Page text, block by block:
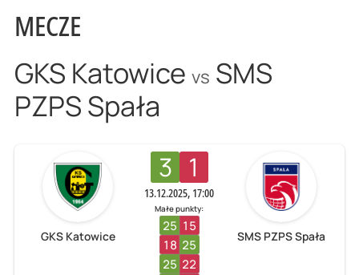
MECZE
GKS Katowice vs SMS
PZPS Spała
GKS Katowice
3 1
13.12.2025, 17:00
Małe punkty:
25 15
18 25
25 22
SMS PZPS Spała